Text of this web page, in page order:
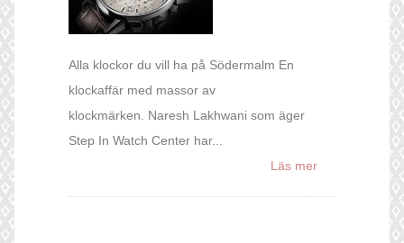
Alla klockor du vill ha på Södermalm En
klockaffär med massor av
klockmärken. Naresh Lakhwani som äger
Step In Watch Center har...
Läs mer